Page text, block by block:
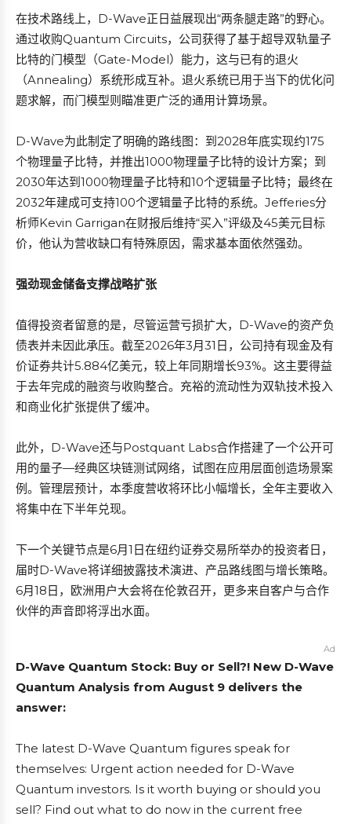
在技术路线上，D-Wave正日益展现出“两条腿走路”的野心。
通过收购Quantum Circuits，公司获得了基于超导双轨量子
比特的门模型（Gate-Model）能力，这与已有的退火
（Annealing）系统形成互补。退火系统已用于当下的优化问
题求解，而门模型则瞄准更广泛的通用计算场景。
D-Wave为此制定了明确的路线图：到2028年底实现约175
个物理量子比特，并推出1000物理量子比特的设计方案；到
2030年达到1000物理量子比特和10个逻辑量子比特；最终在
2032年建成可支持100个逻辑量子比特的系统。Jefferies分
析师Kevin Garrigan在财报后维持“买入”评级及45美元目标
价，他认为营收缺口有特殊原因，需求基本面依然强劲。
强劲现金储备支撑战略扩张
值得投资者留意的是，尽管运营亏损扩大，D-Wave的资产负
债表并未因此承压。截至2026年3月31日，公司持有现金及有
价证券共计5.884亿美元，较上年同期增长93%。这主要得益
于去年完成的融资与收购整合。充裕的流动性为双轨技术投入
和商业化扩张提供了缓冲。
此外，D-Wave还与Postquant Labs合作搭建了一个公开可
用的量子—经典区块链测试网络，试图在应用层面创造场景案
例。管理层预计，本季度营收将环比小幅增长，全年主要收入
将集中在下半年兑现。
下一个关键节点是6月1日在纽约证券交易所举办的投资者日，
届时D-Wave将详细披露技术演进、产品路线图与增长策略。
6月18日，欧洲用户大会将在伦敦召开，更多来自客户与合作
伙伴的声音即将浮出水面。
Ad
D-Wave Quantum Stock: Buy or Sell?! New D-Wave
Quantum Analysis from August 9 delivers the
answer:
The latest D-Wave Quantum figures speak for
themselves: Urgent action needed for D-Wave
Quantum investors. Is it worth buying or should you
sell? Find out what to do now in the current free